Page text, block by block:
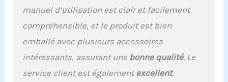
fiabilité à long terme,
cette plaque vibrante
lymphatique favorise la
récupération quotidienne
être ; surface
manuel d’utilisation est clair et facilement
compréhensible, et le produit est bien
emballé avec plusieurs accessoires
intéressants, assurant une bonne qualité. Le
service client est égalementexcellent.